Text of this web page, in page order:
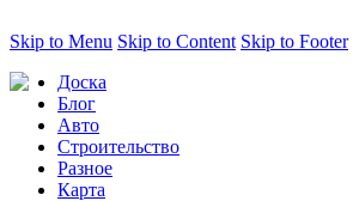
Skip to Menu Skip to Content Skip to Footer
Доска
Блог
Авто
Строительство
Разное
Карта